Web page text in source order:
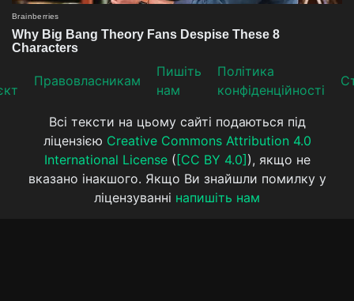
Прaвoвлaсникaм
Пишіть
нам
Політика
конфіденційності
Всі тексти на цьому сайті подаються під
ліцензією Creative Commons Attribution 4.0
International License( [CC BY 4.0] ), якщо не
вказано інакшого. Якщо Ви знайшли помилку у
ліцензуванні напишіть нам